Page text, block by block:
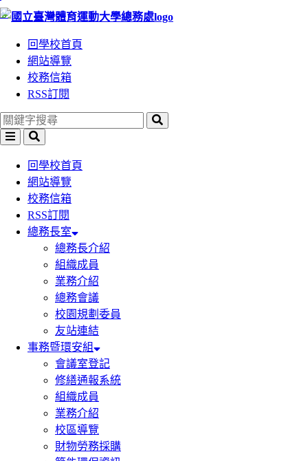
跳
區
塊
跳
區
塊
:::
回學校首頁
網站導覽
校務信箱
RSS訂閱
回學校首頁
網站導覽
校務信箱
RSS訂閱
總務長室
總務長介紹
組織成員
業務介紹
總務會議
校園規劃委員
友站連結
事務暨環安組
會議室登記
修繕通報系統
組織成員
業務介紹
校區導覽
財物勞務採購